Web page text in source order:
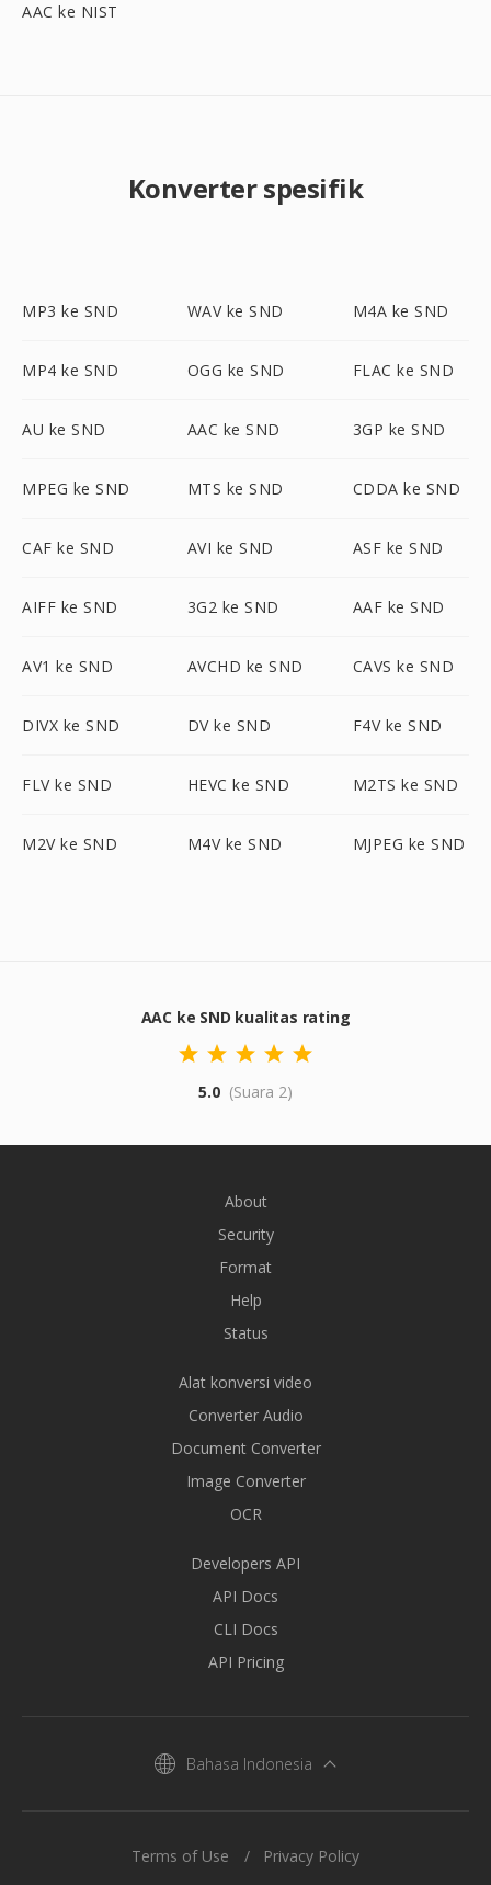
AAC ke NIST
Konverter spesifik
MP3 ke SND WAV ke SND M4A ke SND
MP4 ke SND OGG ke SND FLAC ke SND
AU ke SND AAC ke SND 3GP ke SND
MPEG ke SND MTS ke SND CDDA ke SND
CAF ke SND AVI ke SND ASF ke SND
AIFF ke SND 3G2 ke SND AAF ke SND
AV1 ke SND AVCHD ke SND CAVS ke SND
DIVX ke SND DV ke SND F4V ke SND
FLV ke SND HEVC ke SND M2TS ke SND
M2V ke SND M4V ke SND MJPEG ke SND
AAC ke SND kualitas rating
5.0 (Suara 2)
About
Security
Format
Help
Status
Alat konversi video
Converter Audio
Document Converter
Image Converter
OCR
Developers API
API Docs
CLI Docs
API Pricing
Bahasa Indonesia
Terms of Use Privacy Policy